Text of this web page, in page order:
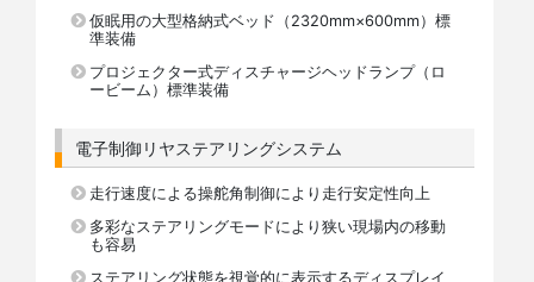
仮眠用の大型格納式ベッド（2320mm×600mm）標
準装備
プロジェクター式ディスチャージヘッドランプ（ロ
ービーム）標準装備
電子制御リヤステアリングシステム
走行速度による操舵角制御により走行安定性向上
多彩なステアリングモードにより狭い現場内の移動
も容易
ステアリング状態を視覚的に表示するディスプレイ